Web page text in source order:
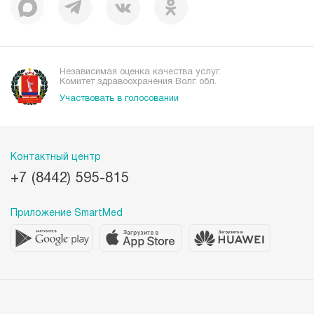
Независимая оценка качества услуг.
Комитет здравоохранения Волг. обл.
Участвовать в голосовании
Контактный центр
+7 (8442) 595-815
Приложение SmartMed